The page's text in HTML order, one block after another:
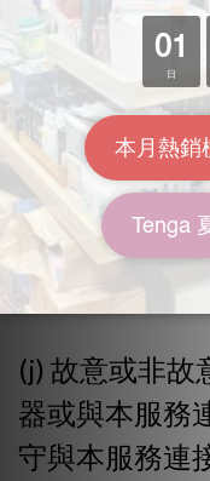
或電信設備的
(i) 干擾對話的
比本服務的其
更快地移動，
者進行即時
響；
(j) 故意或非故
器或與本服務
守與本服務連